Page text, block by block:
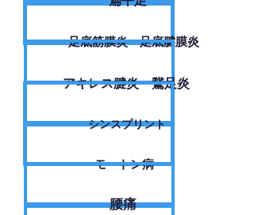
足底筋膜炎・足底腱膜炎
アキレス腱炎・鵞足炎
シンスプリント
モートン病
腰痛